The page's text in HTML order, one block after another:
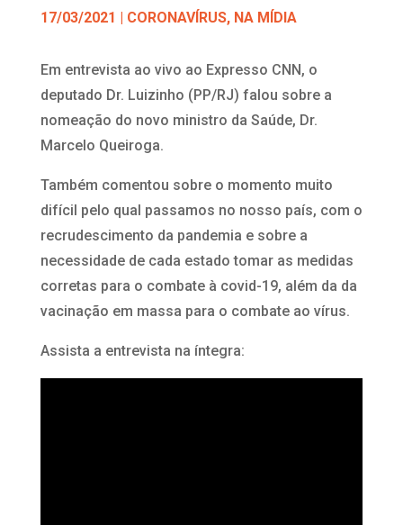
17/03/2021 | CORONAVÍRUS, NA MÍDIA
Em entrevista ao vivo ao Expresso CNN, o
deputado Dr. Luizinho (PP/RJ) falou sobre a
nomeação do novo ministro da Saúde, Dr.
Marcelo Queiroga.
Também comentou sobre o momento muito
difícil pelo qual passamos no nosso país, com o
recrudescimento da pandemia e sobre a
necessidade de cada estado tomar as medidas
corretas para o combate à covid-19, além da da
vacinação em massa para o combate ao vírus.
Assista a entrevista na íntegra: